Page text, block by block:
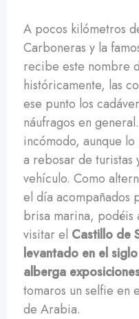
A pocos kilómetros
Carboneras y la
recibe este nombre
históricamente, las
ese punto los
náufragos en
incómodo, aunque
a rebosar de turistas
vehículo. Como
el día acompañados
brisa marina, podéis
visitar el Castillo de
levantado en el
alberga
tomaros un selfie en
de Arabia.